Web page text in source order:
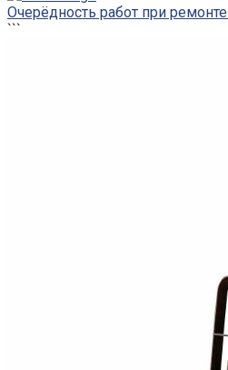
Очерёдность работ при
```